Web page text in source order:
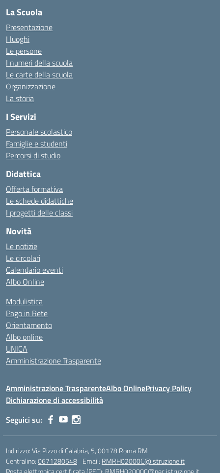
La Scuola
Presentazione
I luoghi
Le persone
I numeri della scuola
Le carte della scuola
Organizzazione
La storia
I Servizi
Personale scolastico
Famiglie e studenti
Percorsi di studio
Didattica
Offerta formativa
Le schede didattiche
I progetti delle classi
Novità
Le notizie
Le circolari
Calendario eventi
Albo Online
Modulistica
Pago in Rete
Orientamento
Albo online
UNICA
Amministrazione Trasparente
Amministrazione TrasparenteAlbo OnlinePrivacy Policy
Dichiarazione di accessibilità
Seguici su:
Indirizzo:Via Pizzo di Calabria, 5, 00178 Roma RM
Centralino:0671280548 Email: RMRH02000C@istruzione.it